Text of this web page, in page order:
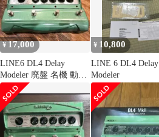
¥17,000
LINE6 DL4 Delay
Modeler 廃盤 名機 動作
確認済 本体のみ
¥ 10,800
LINE 6 DL4 Delay
Modeler